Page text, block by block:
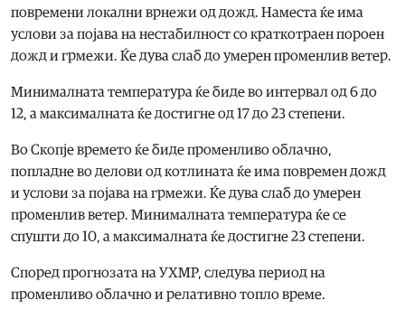
повремени локални врнежи од дожд. Наместа ќе има
услови за појава на нестабилност со краткотраен пороен
дожд и грмежи. Ќе дува слаб до умерен променлив ветер.
Минималната температура ќе биде во интервал од 6 до
12, а максималната ќе достигне од 17 до 23 степени.
Во Скопје времето ќе биде променливо облачно,
попладне во делови од котлината ќе има повремен дожд
и услови за појава на грмежи. Ќе дува слаб до умерен
променлив ветер. Минималната температура ќе се
спушти до 10, а максималната ќе достигне 23 степени.
Според прогнозата на УХМР, следува период на
променливо облачно и релативно топло време.